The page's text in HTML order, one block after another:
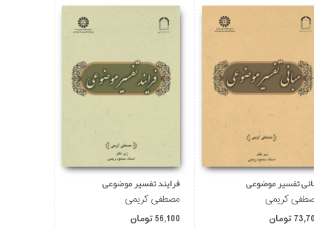
تفسیر موضوعی
کریمی
تومان
فرایند تفسیر موضوعی
مصطفی کریمی
56,100 تومان